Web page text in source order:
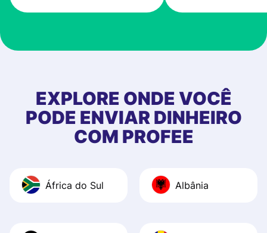
at Profee is very
first started
app, and they
quick to provide
and helpful
Recommend it!
EXPLORE ONDE VOCÊ
PODE ENVIAR DINHEIRO
COM PROFEE
África do Sul Albânia